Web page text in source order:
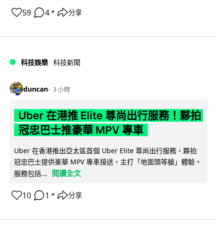
59 4 ↗ 分享
科技娛樂 科技新聞
duncan 3 小時
Uber 在港推 Elite 尊尚出行服務！夥拍
冠忠巴士推豪華 MPV 專車
Uber 在香港推出亞太區首個 Uber Elite 尊尚出行服務，夥拍
冠忠巴士提供豪華 MPV 專車接送，主打「地面頭等艙」體驗。
服務包括...
閱讀全文
10 1 ↗ 分享